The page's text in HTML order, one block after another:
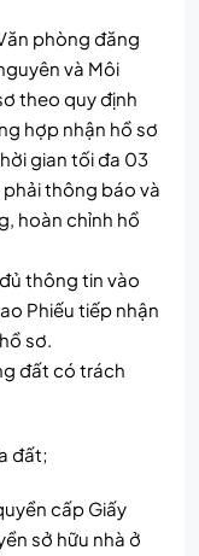
phòng đăng
và Môi
theo quy định
hợp nhận hồ sơ
gian tối đa 03
phải thông báo và
hoàn chỉnh hồ
thông tin vào
Phiếu tiếp nhận
sơ.
đất có trách
đất;
cấp Giấy
sở hữu nhà ở